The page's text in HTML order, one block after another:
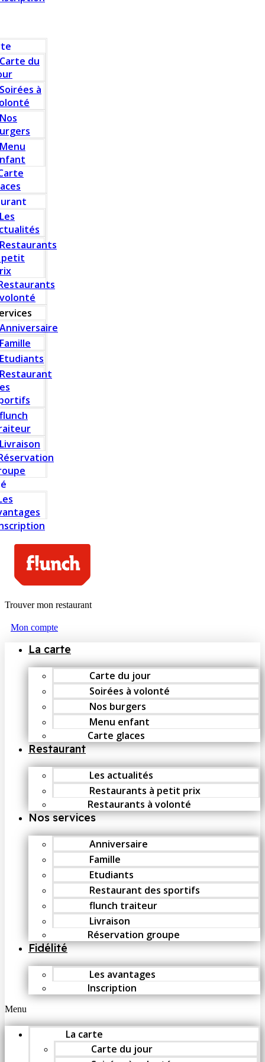
Carte du
Soirées à
Nos
Menu
Les
Restaurants
petit
Anniversaire
Famille
Etudiants
Restaurant
flunch
Livraison
Trouver mon restaurant
Mon compte
La carte
Carte du jour
Soirées à volonté
Nos burgers
Menu enfant
Carte glaces
Restaurant
Les actualités
Restaurants à petit prix
Restaurants à volonté
Nos services
Anniversaire
Famille
Etudiants
Restaurant des sportifs
flunch traiteur
Livraison
Réservation groupe
Fidélité
Les avantages
Inscription
Menu
La carte
Carte du jour